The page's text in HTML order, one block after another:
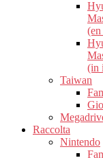
(in
Taiwan
Raccolta
Nintendo